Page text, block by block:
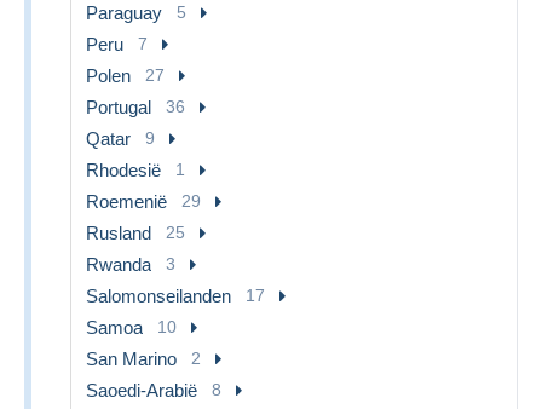
Paraguay 5
Peru 7
Polen 27
Portugal 36
Qatar 9
Rhodesië 1
Roemenië 29
Rusland 25
Rwanda 3
Salomonseilanden 17
Samoa 10
San Marino 2
Saoedi-Arabië 8